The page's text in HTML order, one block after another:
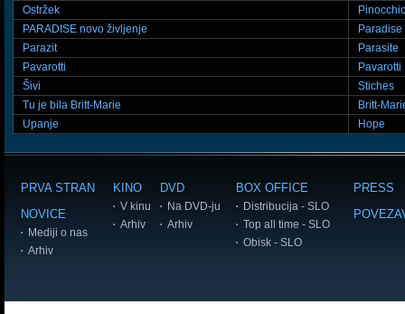
Ostržek
PARADISE novo življenje
Parazit
Parasite
Pavarotti
Pavarotti
Šivi
Stiches
Tu je bila Britt-Marie
Britt-
Upanje
Hope
PRVA STRAN
NOVICE
Mediji o nas
Arhiv
KINO
V kinu
Arhiv
DVD
Na DVD-ju
Arhiv
BOX OFFICE
Distribucija - SLO
Top all time - SLO
Obisk - SLO
PRESS